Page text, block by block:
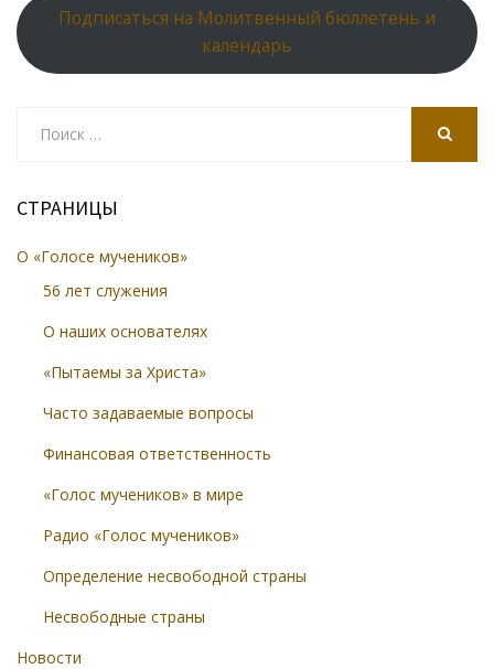
Подписаться на Молитвенный бюллетень и
календарь
СТРАНИЦЫ
О «Голосе мучеников»
56 лет служения
О наших основателях
«Пытаемы за Христа»
Часто задаваемые вопросы
Финансовая ответственность
«Голос мучеников» в мире
Радио «Голос мучеников»
Определение несвободной страны
Несвободные страны
Новости